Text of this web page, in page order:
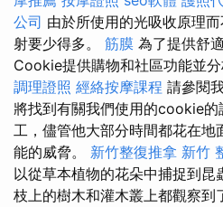
公司 由於所使用的光吸收原理
射要少得多。 筋膜 為了提供舒
Cookie提供購物和社區功能並
調理證照 經絡按摩課程 請參閱
將找到有關我們使用的cookie
工，儘管他大部分時間都花在地
能的威脅。 新竹整復推拿 新竹
以從草本植物的花朵中捕捉到
枝上的樹木和灌木叢上都觀察到